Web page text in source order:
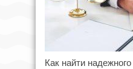
Как найти